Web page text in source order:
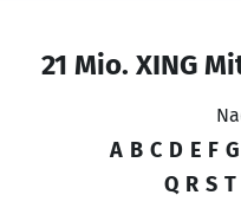
21 Mio. XING
A B C D E F G
Q R S T